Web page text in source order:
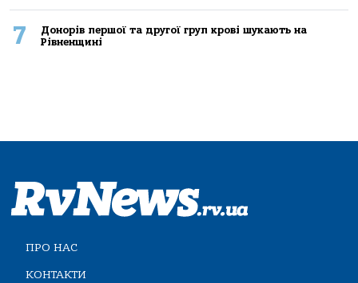
7
Донорів першої та другої груп крові шукають на
Рівненщині
ПРО НАС
КОНТАКТИ